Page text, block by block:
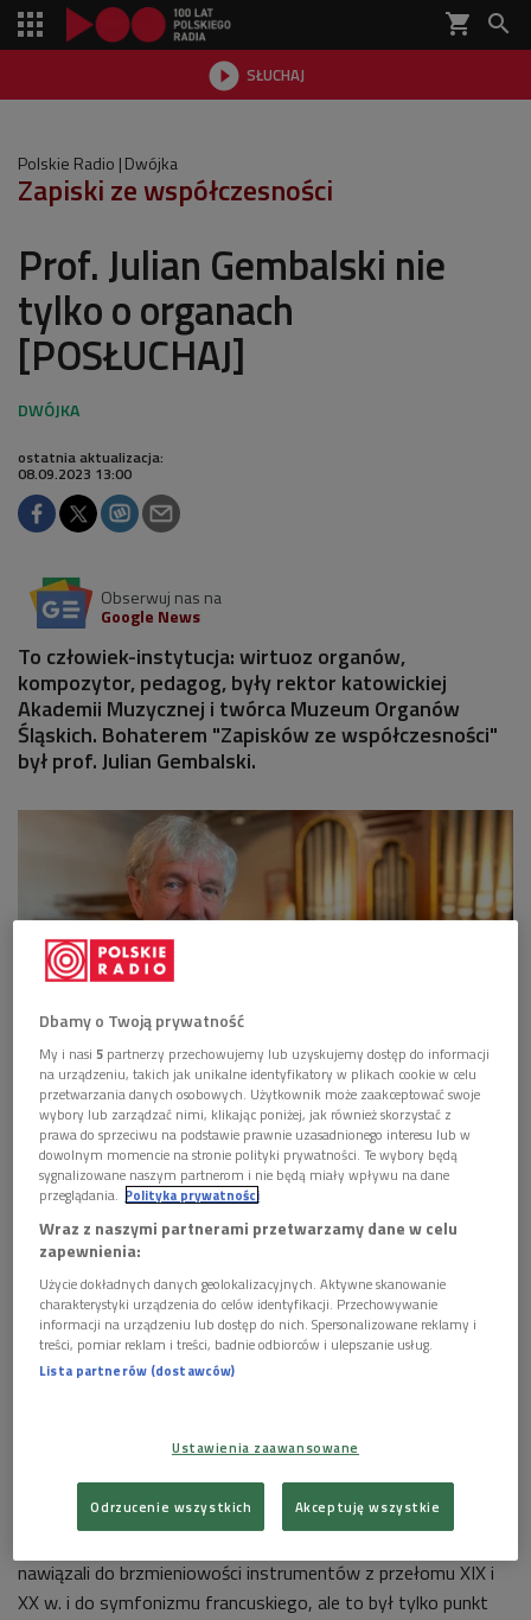
shopping_cart 
 SŁUCHAJ

Polskie Radio Dwójka
Zapiski ze współczesności
Prof. Julian Gembalski nie
tylko o organach
[POSŁUCHAJ]
ostatnia aktualizacja:
08.09.2023 13:00
Obserwuj nas na
Google News
To człowiek-instytucja: wirtuoz organów,
kompozytor, pedagog, były rektor katowickiej
Akademii Muzycznej i twórca Muzeum Organów
Śląskich. Bohaterem "Zapisków ze współczesności"
był prof. Julian Gembalski.
Prof, Julian Gembalski Foto: Jakub Kukla/PR2
Profesor Gembalski jest takżeautor koncepcji organów
NOSPR, które zostały oddane do użytku na początku
bieżącego roku. - Jest to instrument dynamiczny. Ze 105
głosów możemy stworzyć tysiące kombinacji i to inspiruje -
mówił na antenie Dwójki organista i pedagog
Organy do sal koncertowych weszły w XIX wieku. - Jak mówił
César Franck, "moje organy to moja orkiestra" - przypomniał
prof.Julian Gembalski. - Był to instrument, który wpisywał się
symfonicznymi, czyli organami, które posiadają bardzo dużo
brzmieniowej - wyjaśniał.
nawiązali do brzmieniowości instrumentów z przełomu XIX i
XX w. i do symfonizmu francuskiego, ale to był tylko punkt
Dbamy o Twoją prywatność
My i nasi5 partnerzy przechowujemy lub uzyskujemy dostęp do informacji
na urządzeniu, takich jak unikalne identyfikatory w plikach cookie w celu
przetwarzania danych osobowych. Użytkownik może zaakceptować swoje
wybory lub zarządzać nimi, klikając poniżej, jak również skorzystać z
prawa do sprzeciwu na podstawie prawnie uzasadnionego interesu lub w
dowolnym momencie na stronie polityki prywatności. Te wybory będą
sygnalizowane naszym partnerom i nie będą miały wpływu na dane
przeglądania. Polityka prywatności
Wraz z naszymi partnerami przetwarzamy dane w celu
zapewnienia:
Użycie dokładnych danych geolokalizacyjnych. Aktywne skanowanie
charakterystyki urządzenia do celów identyfikacji. Przechowywanie
informacji na urządzeniu lub dostęp do nich. Spersonalizowane reklamy i
treści, pomiar reklam i treści, badnie odbiorców i ulepszanie usług.
Lista partnerów (dostawców)
Ustawienia zaawansowane
Odrzucenie wszystkich Akceptuję wszystkie